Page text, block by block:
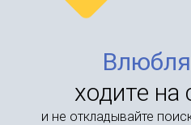
ходите на
и не откладывайте